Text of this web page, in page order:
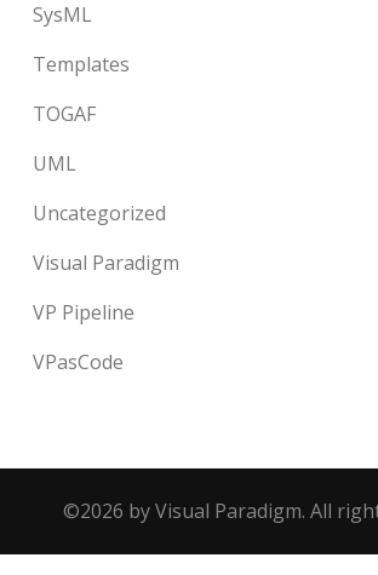
SysML
Templates
TOGAF
UML
Uncategorized
Visual Paradigm
VP Pipeline
VPasCode
©2026 by Visual Paradigm. All